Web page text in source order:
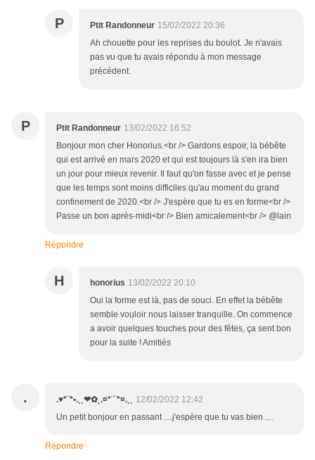
P Ptit Randonneur 15/02/2022 20:36
Ah chouette pour les reprises du boulot. Je n'avais
pas vu que tu avais répondu à mon message
précédent.
P Ptit Randonneur 13/02/2022 16:52
Bonjour mon cher Honorius.<br /> Gardons espoir, la bébête
qui est arrivé en mars 2020 et qui est toujours là s'en ira bien
un jour pour mieux revenir. Il faut qu'on fasse avec et je pense
que les temps sont moins difficiles qu'au moment du grand
confinement de 2020.<br /> J'espère que tu es en forme<br />
Passe un bon après-midi<br /> Bien amicalement<br /> @lain
Répondre
H honorius 13/02/2022 20:10
Oui la forme est là, pas de souci. En effet la bébête
semble vouloir nous laisser tranquille. On commence
a avoir quelques touches pour des fêtes, ça sent bon
pour la suite ! Amitiés
. .♥*¨*•.¸¸❤✿¸.¤*¨¨*¤.¸¸
12/02/2022 12:42
Un petit bonjour en passant ....j'espère que tu vas bien ....
Répondre